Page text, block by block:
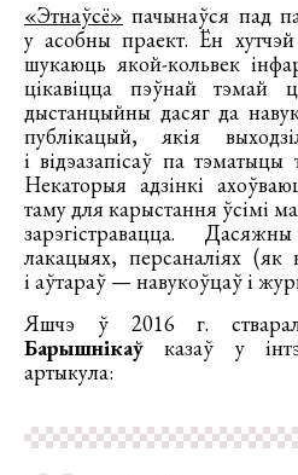
«Этнаўсё» пачынаўся пад
у асобны праект. Ён
шукаюць якой-кольвек
цікавіцца пэўнай тэмай
дыстанцыйны дасяг да
публікацый, якія
і відэазапісаў па
Некаторыя адзінкі
таму для карыстання ўсімі
зарэгістравацца.
лакацыях, персаналіях
і аўтараў — навукоўцаў і
Яшчэ ў 2016 г.
Барышнікаў казаў у
артыкула: